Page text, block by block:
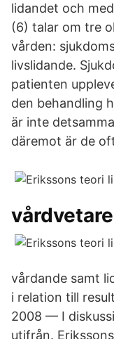
lidandet och
(6) talar om tre
vården:
livslidande.
patienten
den behandling
är inte
däremot är de
vårdande samt
i relation till
2008 — I
utifrån.